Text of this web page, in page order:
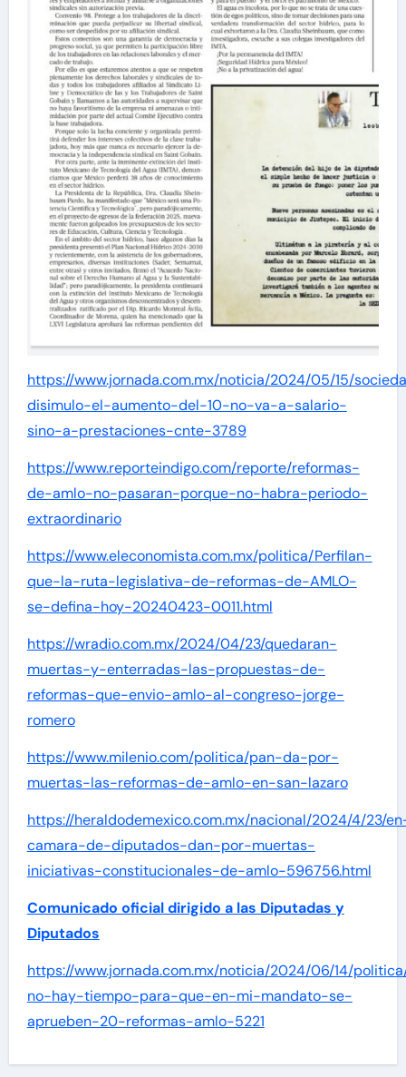
https://www.jornada.com.mx/noticia/2024/05/15/
disimulo-el-aumento-del-10-no-va-a-salario-
sino-a-prestaciones-cnte-3789
https://www.reporteindigo.com/reporte/reformas-
de-amlo-no-pasaran-porque-no-habra-periodo-
extraordinario
https://www.eleconomista.com.mx/politica/Perfilan-
que-la-ruta-legislativa-de-reformas-de-AMLO-
se-defina-hoy-20240423-0011.html
https://wradio.com.mx/2024/04/23/quedaran-
muertas-y-enterradas-las-propuestas-de-
reformas-que-envio-amlo-al-congreso-jorge-
romero
https://www.milenio.com/politica/pan-da-por-
muertas-las-reformas-de-amlo-en-san-lazaro
https://heraldodemexico.com.mx/nacional/2024/4/23/
camara-de-diputados-dan-por-muertas-
iniciativas-constitucionales-de-amlo-596756.html
Comunicado oficial dirigido a las Diputadas y
Diputados
https://www.jornada.com.mx/noticia/2024/06/14/
no-hay-tiempo-para-que-en-mi-mandato-se-
aprueben-20-reformas-amlo-5221